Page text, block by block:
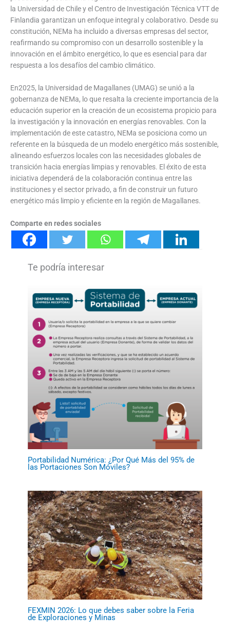
la Universidad de Chile y el Centro de Investigación Técnica VTT de
Finlandia garantizan un enfoque integral y colaborativo. Desde su
constitución, NEMa ha incluido a diversas empresas del sector,
reafirmando su compromiso con un desarrollo sostenible y la
innovación en el ámbito energético, lo que es esencial para dar
respuesta a los desafíos del cambio climático.
En2025, la Universidad de Magallanes (UMAG) se unió a la
gobernanza de NEMa, lo que resalta la creciente importancia de la
educación superior en la creación de un ecosistema propicio para
la investigación y la innovación en energías renovables. Con la
implementación de este catastro, NEMa se posiciona como un
referente en la búsqueda de un modelo energético más sostenible,
alineando esfuerzos locales con las necesidades globales de
transición hacia energías limpias y renovables. El éxito de esta
iniciativa dependerá de la colaboración continua entre las
instituciones y el sector privado, a fin de construir un futuro
energético más limpio y eficiente en la región de Magallanes.
Comparte en redes sociales
Portabilidad Numérica: ¿Por Qué Más del 95% de
las Portaciones Son Móviles?
FEXMIN 2026: Lo que debes saber sobre la Feria
de Exploraciones y Minas